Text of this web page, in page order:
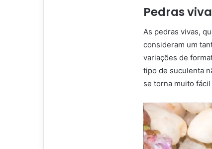
Pedras
As pedras vivas,
consideram um
variações de
tipo de suculenta
se torna muito